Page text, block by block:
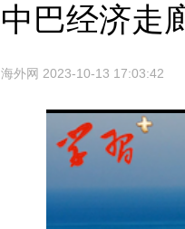
中巴经济走
海外网 2023-10-13 17:03:42